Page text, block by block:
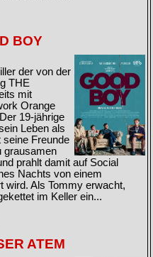
BOY
der von der
THE
mit
Orange
19-jährige
Leben als
seine Freunde
grausamen
prahlt damit auf Social
Nachts von einem
wird. Als Tommy erwacht,
im Keller ein...
ATEM